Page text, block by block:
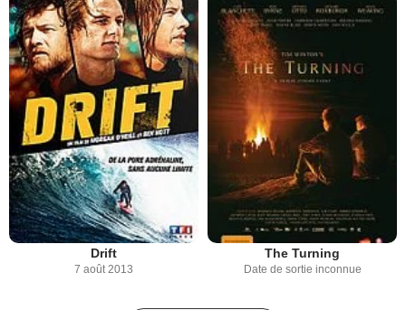
Drift
7 août 2013
The Turning
Date de sortie inconnue